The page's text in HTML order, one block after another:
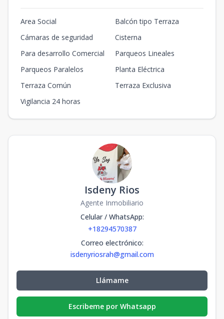
Area Social
Balcón tipo Terraza
Cámaras de seguridad
Cisterna
Para desarrollo Comercial
Parqueos Lineales
Parqueos Paralelos
Planta Eléctrica
Terraza Común
Terraza Exclusiva
Vigilancia 24 horas
Isdeny Rios
Agente Inmobiliario
Celular / WhatsApp:
+18294570387
Correo electrónico:
isdenyriosrah@gmail.com
Llámame
Escribeme por Whatsapp